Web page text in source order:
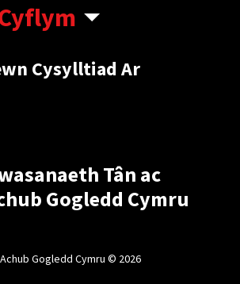
Cysylltiad Ar
Tân ac
Gogledd Cymru
Gogledd Cymru © 2026